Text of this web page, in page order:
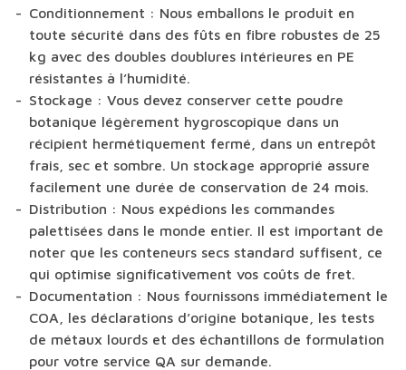
Conditionnement : Nous emballons le produit en
toute sécurité dans des fûts en fibre robustes de 25
kg avec des doubles doublures intérieures en PE
résistantes à l’humidité.
Stockage : Vous devez conserver cette poudre
botanique légèrement hygroscopique dans un
récipient hermétiquement fermé, dans un entrepôt
frais, sec et sombre. Un stockage approprié assure
facilement une durée de conservation de 24 mois.
Distribution : Nous expédions les commandes
palettisées dans le monde entier. Il est important de
noter que les conteneurs secs standard suffisent, ce
qui optimise significativement vos coûts de fret.
Documentation : Nous fournissons immédiatement le
COA, les déclarations d’origine botanique, les tests
de métaux lourds et des échantillons de formulation
pour votre service QA sur demande.